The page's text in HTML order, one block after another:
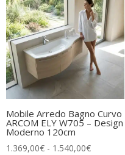
Mobile Arredo Bagno Curvo
ARCOM ELY W705 – Design
Moderno 120cm
1.369,00€ - 1.540,00€Fascia